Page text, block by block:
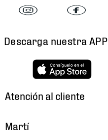
Descarga nuestra APP
Atención al cliente
Martí